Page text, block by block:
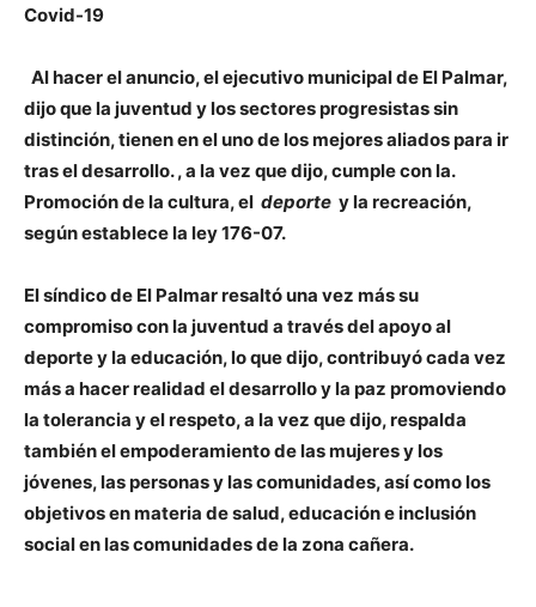
Covid-19
Al hacer el anuncio, el ejecutivo municipal de El Palmar,
dijo que la juventud y los sectores progresistas sin
distinción, tienen en el uno de los mejores aliados para ir
tras el desarrollo., a la vez que dijo, cumple con la.
Promoción de la cultura, el deporte y la recreación,
según establece la ley 176-07.
El síndico de El Palmar resaltó una vez más su
compromiso con la juventud a través del apoyo al
deporte y la educación, lo que dijo, contribuyó cada vez
más a hacer realidad el desarrollo y la paz promoviendo
la tolerancia y el respeto, a la vez que dijo, respalda
también el empoderamiento de las mujeres y los
jóvenes, las personas y las comunidades, así como los
objetivos en materia de salud, educación e inclusión
social en las comunidades de la zona cañera.